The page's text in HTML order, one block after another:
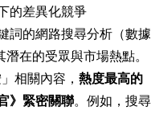
的差異化競爭
詞的網路搜尋分析（數據
在的受眾與市場熱點。
相關內容， 熱度最高的
》緊密關聯。例如，搜尋